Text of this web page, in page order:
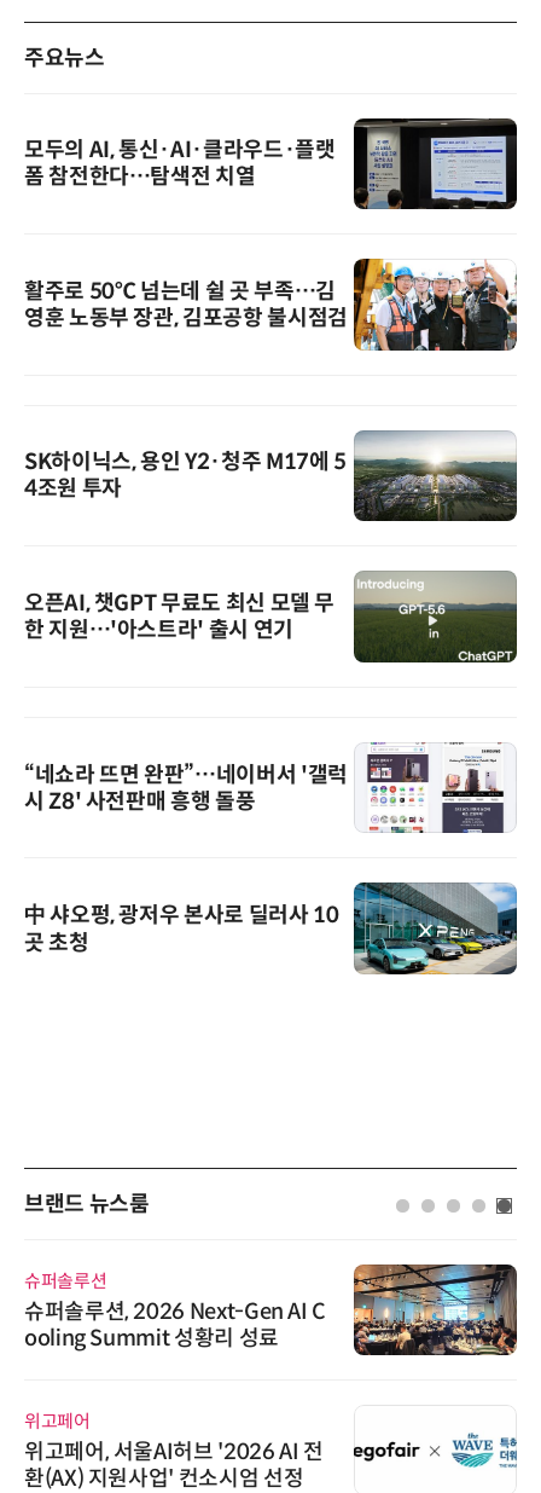
주요뉴스
모두의 AI, 통신·AI·클라우드·플랫
폼 참전한다…탐색전 치열
활주로 50℃ 넘는데 쉴 곳 부족…김
영훈 노동부 장관, 김포공항 불시점검
SK하이닉스, 용인 Y2·청주 M17에 5
4조원 투자
오픈AI, 챗GPT 무료도 최신 모델 무
한 지원…'아스트라' 출시 연기
“네쇼라 뜨면 완판”…네이버서 '갤럭
시 Z8' 사전판매 흥행 돌풍
中 샤오펑, 광저우 본사로 딜러사 10
곳 초청
브랜드 뉴스룸
슈퍼솔루션
슈퍼솔루션, 2026 Next-Gen AI C
ooling Summit 성황리 성료
위고페어
위고페어, 서울AI허브 '2026 AI 전
환(AX) 지원사업' 컨소시엄 선정